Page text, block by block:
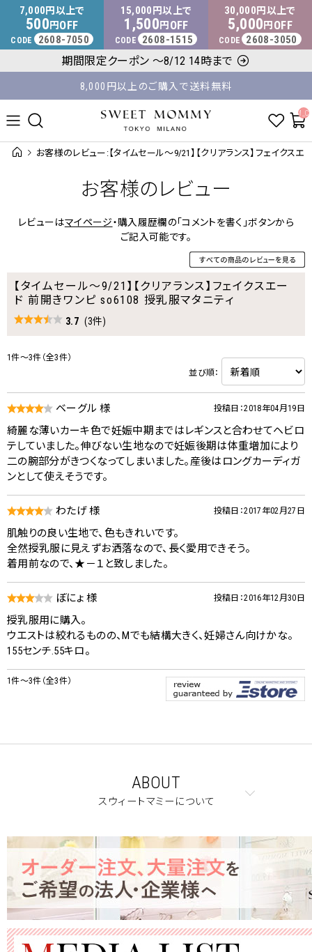
マタニティウェア・授乳服のスウィートマミー
7,000円以上で
500円OFF
CODE 2608-7050
15,000 円以上で
1,500 円 OFF
CODE 2608-1515
30,000 円以上で
5,000 円 OFF
CODE 2608-3050
期間限定クーポン ～8/12 14時まで
平日14時 / 土日祝12時まで のご注文で当日出荷！
8,000円以上のご購入で送料無料
お客様のレビュー:【タイムセール～9/21】【クリアランス】フェイクス
お客様のレビュー
レビューはマイページ・購入履歴欄の「コメントを書く」ボタンから
ご記入可能です。
【タイムセール～9/21】【クリアランス】フェイクスエー
ド 前開きワンピ so6108 授乳服マタニティ
3.7 (3件)
1件～3件（全3件）
並び順：
ベーグル 様 投稿日：2018年04月19日
綺麗な薄いカーキ色で妊娠中期まではレギンスと合わせてヘビロ
テしていました。伸びない生地なので妊娠後期は体重増加により
二の腕部分がきつくなってしまいました。産後はロングカーディガ
ンとして使えそうです。
わたげ 様 投稿日：2017年02月27日
肌触りの良い生地で、色もきれいです。
全然授乳服に見えずお洒落なので、長く愛用できそう。
着用前なので、★－１と致しました。
ぽにょ 様 投稿日：2016年12月30日
授乳服用に購入。
ウエストは絞れるものの、Mでも結構大きく、妊婦さん向けかな。
155センチ.55キロ。
1件～3件（全3件）
ABOUT
スウィートマミーについて